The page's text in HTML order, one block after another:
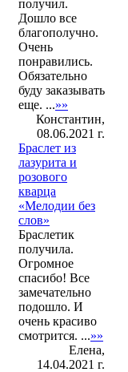
получил.
Дошло все
благополучно.
Очень
понравились.
Обязательно
буду заказывать
еще. ...»»
Константин,
08.06.2021 г.
Браслет из
лазурита и
розового
кварца
«Мелодии без
слов»
Браслетик
получила.
Огромное
спасибо! Все
замечательно
подошло. И
очень красиво
смотрится. ...»»
Елена,
14.04.2021 г.